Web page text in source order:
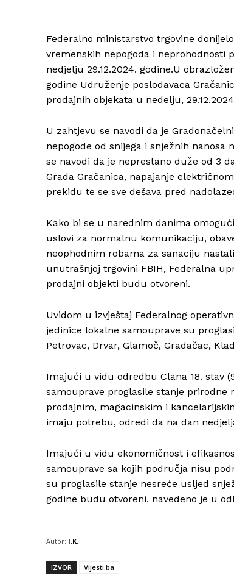
Federalno ministarstvo trgovine
vremenskih nepogoda i neprohodnosti
nedjelju 29.12.2024. godine.U
godine Udruženje poslodavaca
prodajnih objekata u nedelju,
U zahtjevu se navodi da je
nepogode od snijega i snježnih nanosa
se navodi da je neprestano duže od 3
Grada Gračanica, napajanje
prekidu te se sve dešava pred
Kako bi se u narednim danima
uslovi za normalnu komunikaciju,
neophodnim robama za sanaciju
unutrašnjoj trgovini FBIH, Federalna
prodajni objekti budu otvoreni.
Uvidom u izvještaj Federalnog
jedinice lokalne samouprave su
Petrovac, Drvar, Glamoč, Gradačac,
Imajući u vidu odredbu Clana 18. stav
samouprave proglasile stanje prirodne
prodajnim, magacinskim i
imaju potrebu, odredi da na dan
Imajući u vidu ekonomičnost i
samouprave sa kojih područja nisu
su proglasile stanje nesreće usljed
godine budu otvoreni, navedeno je u
Autor: I.K.
IZVOR Vijesti.ba